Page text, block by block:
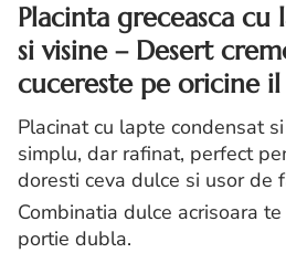
Placinta greceasca
si visine – Desert
cucereste pe oricine il
Placinat cu lapte condensat
simplu, dar rafinat, perfect
doresti ceva dulce si usor de
Combinatia dulce acrisoara
portie dubla.